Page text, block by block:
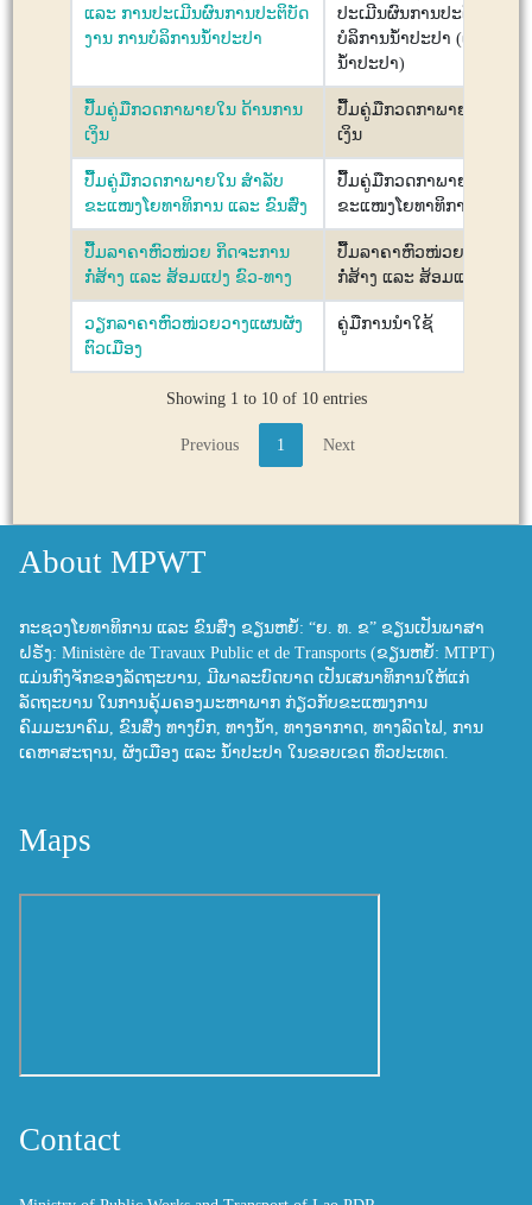
ແລະ ການປະເມີນຜົນການປະຕິບັດ
ງານ ການບໍລິການນ້ຳປະປາ
ປະເມີນຜົນການປະຕິບັດງານ
ບໍລິການນ້ຳປະປາ (ເອກະສາ
ນ້ຳປະປາ)
ປື້ມຄູ່ມືກວດກາພາຍໃນ ດ້ານການ
ເງິນ
ປື້ມຄູ່ມືກວດກາພາຍໃນ ດ້ານ
ເງິນ
ປື້ມຄູ່ມືກວດກາພາຍໃນ ສຳລັບ
ຂະແໜງໂຍທາທິການ ແລະ ຂົນສົ່ງ
ປື້ມຄູ່ມືກວດກາພາຍໃນ ສຳລັ
ຂະແໜງໂຍທາທິການ ແລະ
ປື້ມລາຄາຫົວໜ່ວຍ ກິດຈະການ
ກໍ່ສ້າງ ແລະ ສ້ອມແປງ ຂົວ-ທາງ
ປື້ມລາຄາຫົວໜ່ວຍ ກິດຈະກ
ກໍ່ສ້າງ ແລະ ສ້ອມແປງ ຂົວ-ທ
ວຽກລາຄາຫົວໜ່ວຍວາງແຜນຜັງ
ຕົວເມືອງ
ຄູ່ມືການນຳໃຊ້
Showing 1 to 10 of 10 entries
Previous 1 Next
About MPWT
ກະຊວງໂຍທາທິການ ແລະ ຂົນສົ່ງ ຂຽນຫຍໍ້: “ຍ. ທ. ຂ” ຂຽນເປັນພາສາ
ຝຣັ່ງ: Ministère de Travaux Public et de Transports (ຂຽນຫຍໍ້: MTPT)
ແມ່ນກົງຈັກຂອງລັດຖະບານ, ມີພາລະບົດບາດ ເປັນເສນາທິການໃຫ້ແກ່
ລັດຖະບານ ໃນການຄຸ້ມຄອງມະຫາພາກ ກ່ຽວກັບຂະແໜງການ
ຄົມມະນາຄົມ, ຂົນສົ່ງ ທາງບົກ, ທາງນ້ຳ, ທາງອາກາດ, ທາງລົດໄຟ, ການ
ເຄຫາສະຖານ, ຜັງເມືອງ ແລະ ນ້ຳປະປາ ໃນຂອບເຂດ ທົ່ວປະເທດ.
Maps
Contact